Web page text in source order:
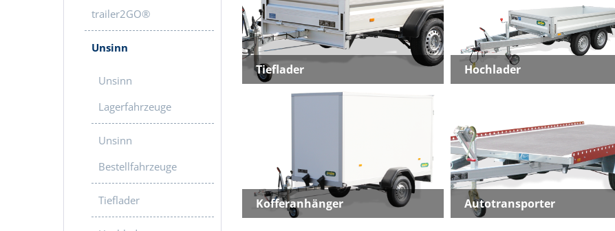
trailer2GO®
Unsinn
Unsinn
Lagerfahrzeuge
Unsinn
Bestellfahrzeuge
Tieflader
Tieflader Hochlader
Kofferanhänger Autotransporter